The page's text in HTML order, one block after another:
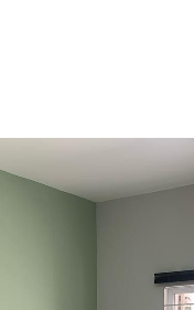
pontual,
Muito